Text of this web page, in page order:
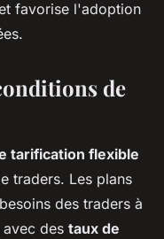
favorise l'adoption
de
tarification flexible
traders. Les plans
des traders à
des taux de